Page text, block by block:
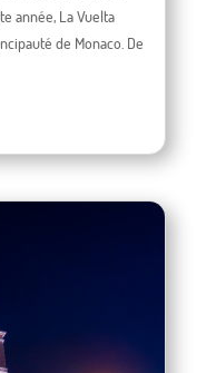
année, La Vuelta
de Monaco. De